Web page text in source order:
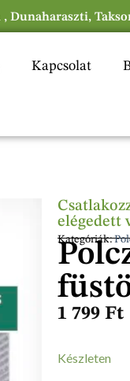
Dunaharaszti,
Kapcsolat
elégedett
Kategóriák:
1 799 Ft
Készleten